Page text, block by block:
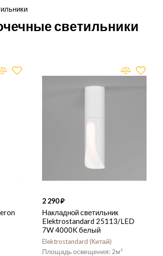
светильники
2 290
Накладной светильник
Elektrostandard 25113/LED
7W 4000K белый
Elektrostandard Китай
2